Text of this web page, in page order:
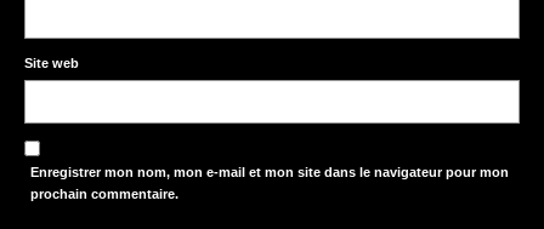
Site web
Enregistrer mon nom, mon e-mail et mon site dans le navigateur pour mon
prochain commentaire.